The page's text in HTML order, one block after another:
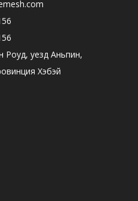
уезд Аньпин,
Хэбэй